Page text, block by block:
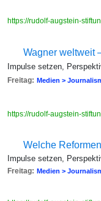
https://rudolf-augstein-
Wagner weltweit
Impulse setzen,
Freitag: Medien >
https://rudolf-augstein-
Welche
Impulse setzen,
Freitag: Medien >